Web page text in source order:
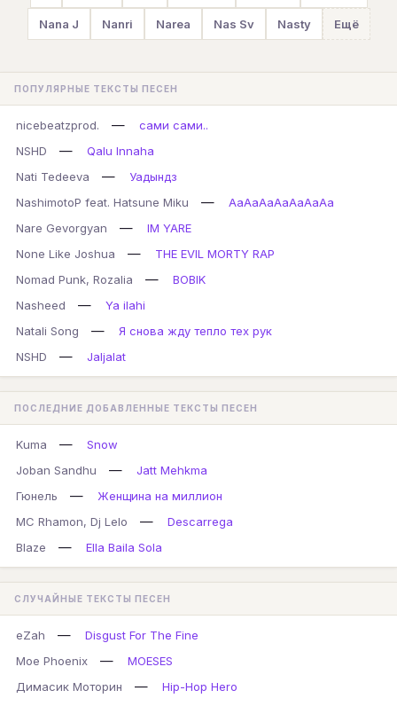
Nana J Nanri Narea Nas Sv Nasty Ещё
ПОПУЛЯРНЫЕ ТЕКСТЫ ПЕСЕН
nicebeatzprod. —
сами сами..
NSHD
—
Qalu Innaha
Nati Tedeeva
—
Уадындз
NashimotoP feat. Hatsune Miku
—
AaAaAaAaAaAaAa
Nare Gevorgyan
—
IM YARE
None Like Joshua
—
THE EVIL MORTY RAP
Nomad Punk, Rozalia
—
BOBIK
Nasheed
—
Ya ilahi
Natali Song
—
Я снова жду тепло тех рук
NSHD
— Jaljalat
ПОСЛЕДНИЕ ДОБАВЛЕННЫЕ ТЕКСТЫ ПЕСЕН
Kuma —
Snow
Joban Sandhu
—
Jatt Mehkma
Гюнель
—
Женщина на миллион
MC Rhamon, Dj Lelo
—
Descarrega
Blaze
— Ella Baila Sola
СЛУЧАЙНЫЕ ТЕКСТЫ ПЕСЕН
eZah —
Disgust For The Fine
Moe Phoenix
—
MOESES
Димасик Моторин
—
Hip-Hop Hero